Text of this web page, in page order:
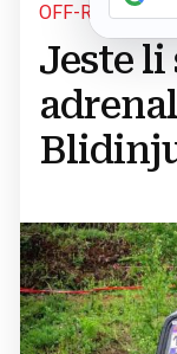
OFF-ROAD
Jeste